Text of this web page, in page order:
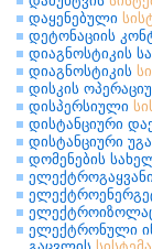
დაყენებული
დეტონაციის
დიაგნოსტიკის
დიაგნოსტიკის
დისკის
დისპერსიული
დისტანციური
დისტანციური
დომენების
ელექტრონული